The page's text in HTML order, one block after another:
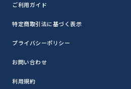
ご利用ガイド
特定商取引法に基づく表示
プライバシーポリシー
お問い合わせ
利用規約